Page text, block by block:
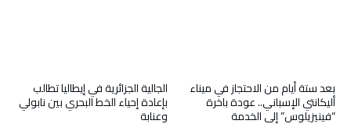
الجالية الجزائرية في إيطاليا تطالب
بإعادة إحياء الخط البحري بين نابولي
وعنابة
بعد ستة أيام من الاحتجاز في ميناء
أليكانتي الإسباني.. عودة باخرة
“فينيزيلوس” إلى الخدمة